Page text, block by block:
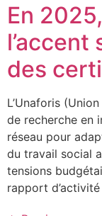
En
des
L’Unaforis
de recherche en
réseau pour
du travail social
tensions
rapport